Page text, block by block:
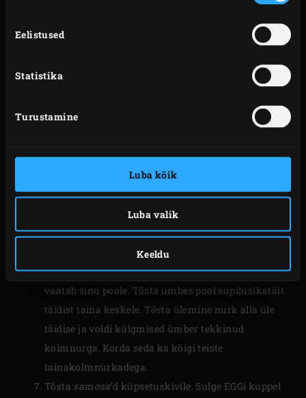
Eelistused
Statistika
Turustamine
Luba kõik
Luba valik
Keeldu
Nopi tillilt oksad, haki peeneks ja sega oliiviõliga.
Rulli filotainalehed lahti. Pintselda üks leht
pintselda ka see tilliõliga. Tõsta viimane leht
Murenda feta spinati peale kaussi. Lisa ka
pipart ja sega täidis hästi läbi.
Pane üksteise peale laotatud filotaina lehed
tööpinnale nii, et pikem külg oleks sinu pool. Lõika
tainalehed pikkupidi kolmeks võrdseks tükiks.
Lõika need omakorda kolmnurkadeks, igaühe
pikem külg umbes 15 cm pikk.
Säti tainakolmnurk töölauale nii, et pikem külg
vaatab sinu poole. Tõsta umbes pool supilusikatäit
täidist taina keskele. Tõsta ülemine nurk alla üle
täidise ja voldi külgmised ümber tekkinud
kolmnurga. Korda seda ka kõigi teiste
tainakolmnurkadega.
Tõsta samosa’d küpsetuskivile. Sulge EGGi kuppel